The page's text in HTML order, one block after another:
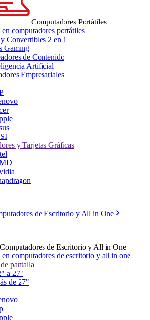
Computadores Portátiles
en computadores portátiles
Convertibles 2 en 1
Gaming
de Contenido
Artificial
Empresariales
y Tarjetas Gráficas
de Escritorio y All in One
Computadores de Escritorio y All in One
en computadores de escritorio y all in one
pantalla
a 27"
de 27"